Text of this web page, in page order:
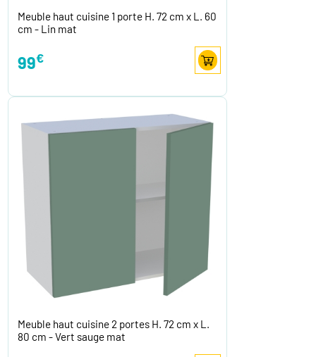
Meuble haut cuisine 1 porte H. 72 cm x L. 60
cm - Lin mat
99€
Meuble haut cuisine 2 portes H. 72 cm x L.
80 cm - Vert sauge mat